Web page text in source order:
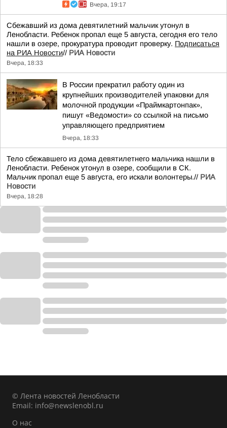
Вчера, 19:17
Сбежавший из дома девятилетний мальчик утонул в
Ленобласти. Ребенок пропал еще 5 августа, сегодня его тело
нашли в озере, прокуратура проводит проверку. Подписаться
на РИА Новости// РИА Новости
Вчера, 18:33
В России прекратил работу один из
крупнейших производителей упаковки для
молочной продукции «Праймкартонпак»,
пишут «Ведомости» со ссылкой на письмо
управляющего предприятием
Вчера, 18:33
Тело сбежавшего из дома девятилетнего мальчика нашли в
Ленобласти. Ребенок утонул в озере, сообщили в СК.
Мальчик пропал еще 5 августа, его искали волонтеры.// РИА
Новости
Вчера, 18:28
© Лента новостей Ленобласти
Email: info@newslenobl.ru
О нас